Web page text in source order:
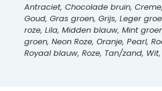
Antraciet, Chocolade bruin,
Goud, Gras groen, Grijs, Leger
roze, Lila, Midden blauw, Mint
groen, Neon Roze, Oranje, Pearl,
Royaal blauw, Roze, Tan/zand,